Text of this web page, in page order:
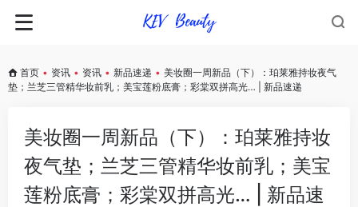
首页 • 资讯 • 资讯 • 新品速递 • 美妆圈一周新品（下）：珀莱雅持妆夜气
垫；兰芝三管精华妆前乳；美宝莲粉底膏；彩棠双拼高光… | 新品速递
美妆圈一周新品（下）：珀莱雅持妆
夜气垫；兰芝三管精华妆前乳；美宝
莲粉底膏；彩棠双拼高光… | 新品速